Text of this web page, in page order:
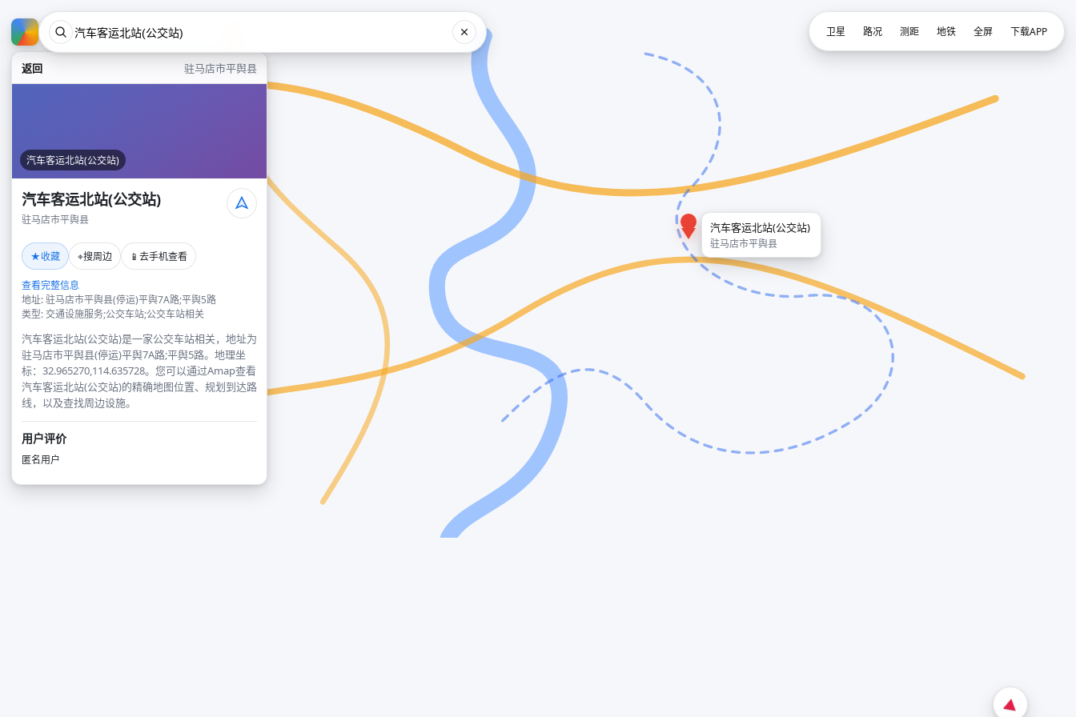
返回 驻马店市平舆县
汽车客运北站(公交站)
汽车客运北站(公交站)
驻马店市平舆县
★收藏 ⌖搜周边 📱 去手机查看
查看完整信息
地址: 驻马店市平舆县(停运)平舆7A路;平舆5路
类型: 交通设施服务;公交车站;公交车站相关
汽车客运北站(公交站)是一家公交车站相关，地址为
驻马店市平舆县(停运)平舆7A路;平舆5路。地理坐
标：32.965270,114.635728。您可以通过Amap查看
汽车客运北站(公交站)的精确地图位置、规划到达路
线，以及查找周边设施。
用户评价
匿名用户
汽车客运北站(公交站)
驻马店市平舆县
卫星 路况 测距 地铁 全屏 下载APP